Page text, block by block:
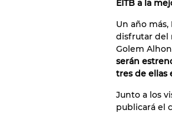
EITB a la
Un año
disfrutar del
Golem
serán
tres de ellas
Junto a los
publicará el